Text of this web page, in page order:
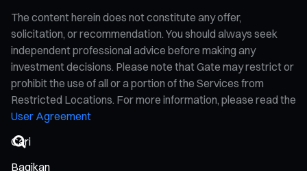
The content herein does not constitute any offer,
solicitation, or recommendation. You should always seek
independent professional advice before making any
investment decisions. Please note that Gate may restrict or
prohibit the use of all or a portion of the Services from
Restricted Locations. For more information, please read the
User Agreement
Bagikan